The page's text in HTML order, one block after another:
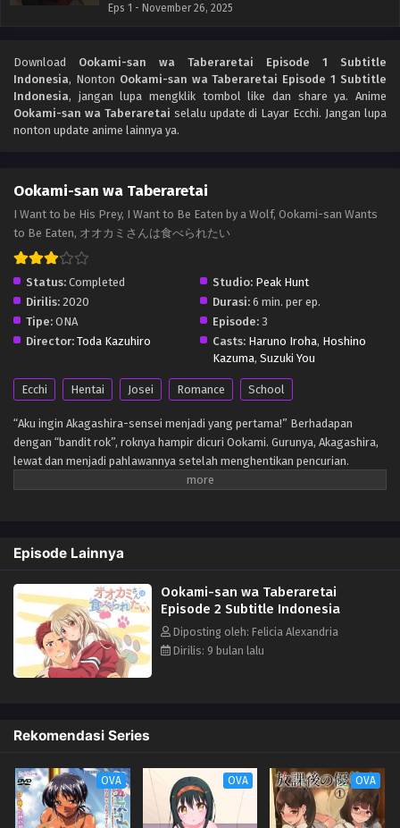
Eps 1 - November 26, 2025
Download Ookami-san wa Taberaretai Episode 1 Subtitle
Indonesia, Nonton Ookami-san wa Taberaretai Episode 1 Subtitle
Indonesia, jangan lupa mengklik tombol like dan share ya. Anime
Ookami-san wa Taberaretai selalu update di Layar Ecchi. Jangan lupa
nonton update anime lainnya ya.
Ookami-san wa Taberaretai
I Want to be His Prey, I Want to Be Eaten by a Wolf, Ookami-san Wants
to Be Eaten, オオカミさんは食べられたい
Status: Completed Studio: Peak Hunt
Dirilis: 2020 Durasi: 6 min. per ep.
Tipe: ONA Episode: 3
Director: Toda Kazuhiro Casts: Haruno Iroha, Hoshino
Kazuma, Suzuki You
Ecchi Hentai Josei Romance School
“Aku ingin Akagashira-sensei menjadi yang pertama!” Berhadapan
dengan “bandit rok”, roknya hampir dicuri Ookami. Gurunya, Akagashira,
lewat dan menjadi pahlawannya setelah menghentikan pencurian.
Sebagai ucapan terima kasih, Ookami mengundang Akagashira ke
Episode Lainnya
Ookami-san wa Taberaretai
Episode 2 Subtitle Indonesia
Diposting oleh: Felicia Alexandria
Dirilis: 9 bulan lalu
Rekomendasi Series
OVA OVA OVA